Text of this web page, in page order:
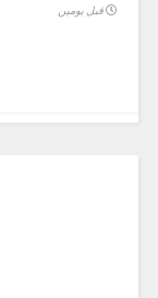
قبل يومين